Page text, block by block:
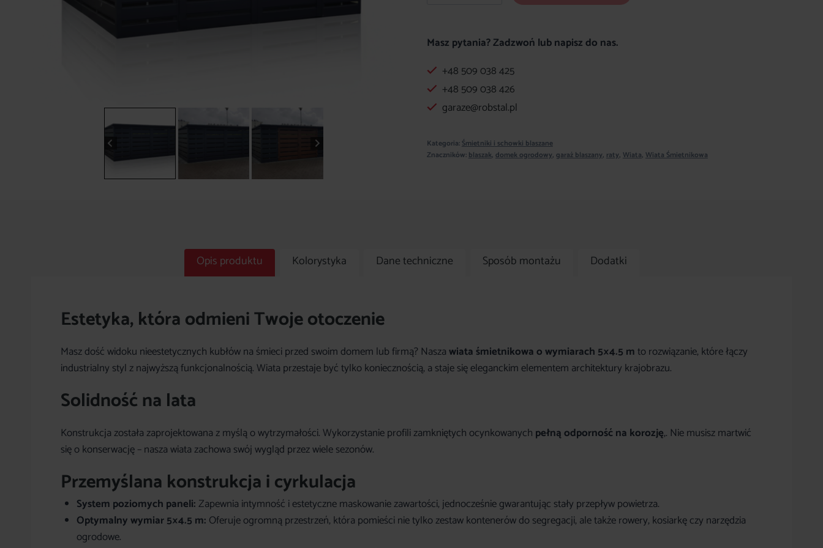
Śmietnikowa
m
Ciemny
Grafit
Dach
jednospadowy
Masz pytania? Zadzwoń lub napisz do nas.
+48 509 038 425
+48 509 038 426
garaze@robstal.pl
Kategoria:Śmietniki i schowki blaszane
Znaczników:blaszak, domek ogrodowy, garaż blaszany, raty, Wiata, Wiata Śmietnikowa
Opis produktu Kolorystyka Dane techniczne Sposób montażu Dodatki
Estetyka, która odmieni Twoje otoczenie
Masz dość widoku nieestetycznych kubłów na śmieci przed swoim domem lub firmą? Naszawiata śmietnikowa o wymiarach 5×4.5 mto rozwiązanie, które łączy
industrialny styl z najwyższą funkcjonalnością. Wiata przestaje być tylko koniecznością, a staje się eleganckim elementem architektury krajobrazu.
Solidność na lata
Konstrukcja została zaprojektowana z myślą o wytrzymałości. Wykorzystanie profili zamkniętych ocynkowanych pełną odporność na korozję,. Nie musisz martwić
się o konserwację – nasza wiata zachowa swój wygląd przez wiele sezonów.
Przemyślana konstrukcja i cyrkulacja
System poziomych paneli:Zapewnia intymność i estetyczne maskowanie zawartości, jednocześnie gwarantując stały przepływ powietrza.
Optymalny wymiar 5×4.5 m: Oferuje ogromną przestrzeń, która pomieści nie tylko zestaw kontenerów do segregacji, ale także rowery, kosiarkę czy narzędzia
ogrodowe.